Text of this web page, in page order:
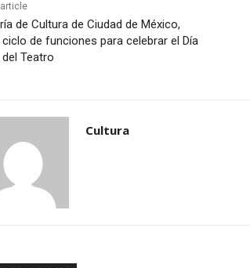
de Cultura de Ciudad de México,
de funciones para celebrar el Día
Teatro
Cultura